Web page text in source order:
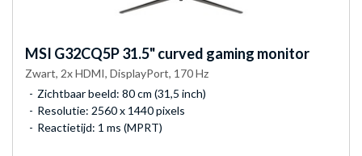
MSI G32CQ5P 31.5" curved gaming monitor
Zwart, 2x HDMI, DisplayPort, 170 Hz
Zichtbaar beeld: 80 cm (31,5 inch)
Resolutie: 2560 x 1440 pixels
Reactietijd: 1 ms (MPRT)